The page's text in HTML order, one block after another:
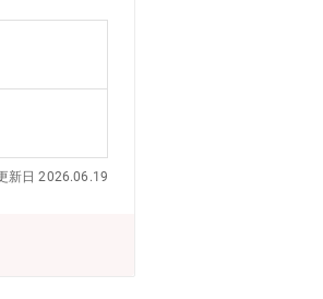
化や生産効
で、感謝の言
には個々にス
価次第では、
担当者が8
長のもと風通
みも取得しな
新日 2026.06.19